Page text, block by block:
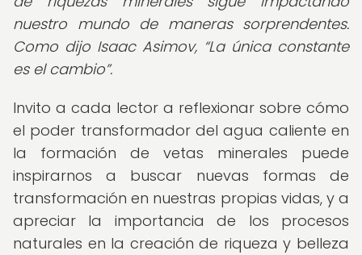
nuestro mundo de maneras sorprendentes.
Como dijo Isaac Asimov, La única constante
es el cambio .
Invito a cada lector a reflexionar sobre cómo
el poder transformador del agua caliente en
la formación de vetas minerales puede
inspirarnos a buscar nuevas formas de
transformación en nuestras propias vidas, y a
apreciar la importancia de los procesos
naturales en la creación de riqueza y belleza